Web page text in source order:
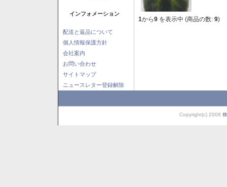
インフォメーション
配送と返品について
個人情報保護方針
会社案内
お問い合わせ
サイトマップ
ニュースレター登録解除
1から9 を表示中 (商品の数: 9)
Copyright(c) 2008